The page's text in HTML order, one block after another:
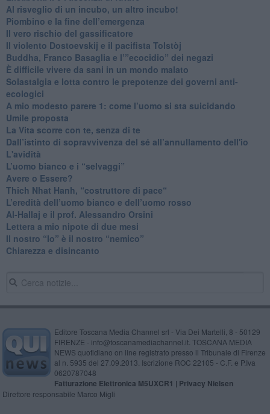
Al risveglio di un incubo, un altro incubo!
​Piombino e la fine dell’emergenza
​Il vero rischio del gassificatore
​Il violento Dostoevskij e il pacifista Tolstòj
​Buddha, Franco Basaglia e l’”ecocidio” dei negazi
​È difficile vivere da sani in un mondo malato
Solastalgia e lotta contro le prepotenze dei governi anti-
ecologici
​A mio modesto parere 1: come l’uomo si sta suicidando
​Umile proposta
​La Vita scorre con te, senza di te
​Dall’istinto di sopravvivenza del sé all’annullamento dell'io
L'avidità
​L’uomo bianco e i “selvaggi”
​Avere o Essere?
​Thich Nhat Hanh, “costruttore di pace“
​L’eredità dell’uomo bianco e dell’uomo rosso
Al-Hallaj e il prof. Alessandro Orsini
​Lettera a mio nipote di due mesi
​Il nostro “Io” è il nostro “nemico”
​Chiarezza e disincanto
Editore Toscana Media Channel srl - Via Dei Martelli, 8 - 50129
FIRENZE - info@toscanamediachannel.it. TOSCANA MEDIA
NEWS quotidiano on line registrato presso il Tribunale di Firenze
al n. 5935 del 27.09.2013. Iscrizione ROC 22105 - C.F. e P.Iva
0620787048
Fatturazione Elettronica M5UXCR1 | Privacy Nielsen
Direttore responsabile Marco Migli